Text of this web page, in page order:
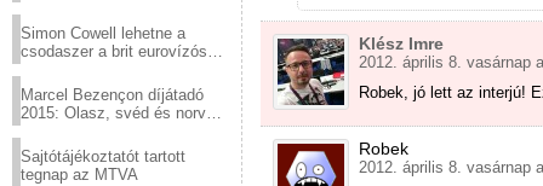
Simon Cowell lehetne a
csodaszer a brit eurovízós
Marcel Bezençon díjátadó
2015: Olasz, svéd és norvég
Sajtótájékoztatót tartott
tegnap az MTVA
Klész Imre
2012. április 8. vasárnap
Robek, jó lett az interjú!
Robek
2012. április 8. vasárnap